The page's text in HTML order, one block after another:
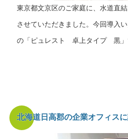
東京都文京区のご家庭に、水道直
させていただきました。今回導入
の「ピュレスト 卓上タイプ 黒」
北海道日高郡の企業オフィス